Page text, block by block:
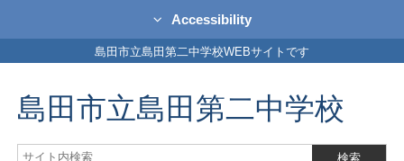
Accessibility
島田市立島田第二中学校WEBサイトです
島田市立島田第二中学校